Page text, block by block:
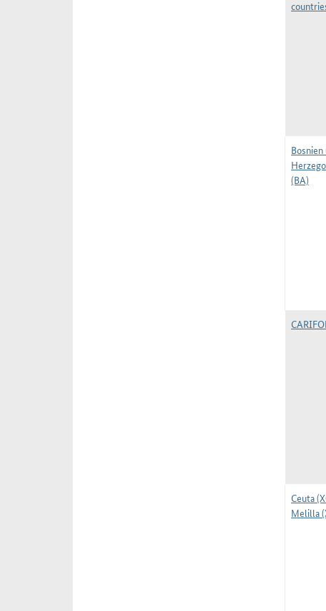
Bosnien
(BA)
Ceuta
Melilla